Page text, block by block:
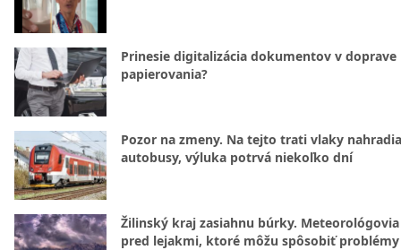
Prinesie digitalizácia dokumentov v doprave
papierovania?
Pozor na zmeny. Na tejto trati vlaky nahradia
autobusy, výluka potrvá niekoľko dní
Žilinský kraj zasiahnu búrky.
pred lejakmi, ktoré môžu spôsobiť problémy